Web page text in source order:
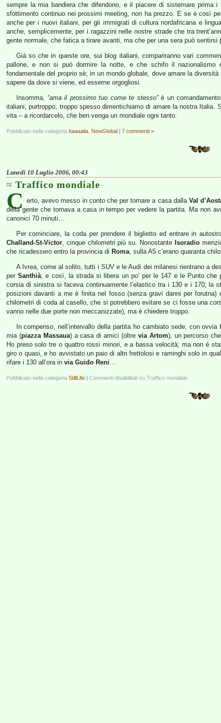
sempre la mia bandiera che difendono, e il piacere di sistemare prima
sfottimento continuo nei prossimi meeting, non ha prezzo. E se è così
anche per i nuovi italiani, per gli immigrati di cultura nordafricana e
anche, semplicemente, per i ragazzini nelle nostre strade che tra
gente normale, che fatica a tirare avanti, ma che per una sera può sentirsi
Già so che in queste ore, sui blog italiani, compariranno vari
pallone, e non si può dormire la notte, e che schifo il nazionalismo
fondamentale del proprio sè; in un mondo globale, dove amare la
sapere da dove si viene, ed esserne orgogliosi.
Insomma, “ama il prossimo tuo come te stesso”è un
italiani, purtroppo, troppo spesso dimentichiamo di amare la nostra Italia.
vita – a ricordarcelo, che ben venga un mondiale ogni tanto.
Pubblicato nella categoria Itaaaalia NewGlobal | 7 commenti »
Lunedì 10 Luglio 2006, 00:43
Traffico mondiale
C erto, avevo messo in conto che per tornare a casa dalla Val
della gente che tornava a casa in tempo per vedere la partita. Ma non
canonici 70 minuti…
Per cominciare, la coda per prendere il biglietto ed entrare in
Challand-St-Victor, cinque chilometri più su. Nonostante Isoradio
che ricadessero entro la provincia di Roma, sulla A5 c’erano quaranta
A Ivrea, come al solito, tutti i SUV e le Audi dei milanesi rientrano a
perSanthià; e così, la strada si libera un po’ per le 147 e le Punto che
corsia di sinistra si faceva continuamente l’elastico tra i 130 e i 170; la
posizioni davanti a me è finita nel fosso (senza gravi danni per
chilometri di coda al casello, che si potrebbero evitare se ci fosse una
vanno nelle due porte non meccanizzate), ma è chiedere troppo.
In compenso, nell’intervallo della partita ho cambiato sede, con
mia (piazza Massaua) a casa di amici (oltre via Artom), un percorso
Ho preso solo tre o quattro rossi minori, e a bassa velocità; ma non è
giro o quasi, e ho avvistato un paio di altri frettolosi e raminghi solo in
rifare i 130 all’ora in via Guido Reni…
Pubblicato nella categoria StillLife | Commenti disabilitati su Traffico mondiale